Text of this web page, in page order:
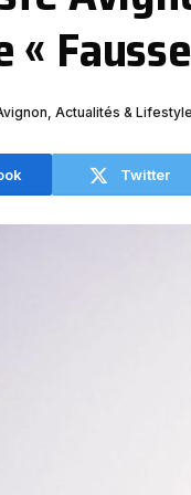
«
Actualités & Lifestyle
Twitter